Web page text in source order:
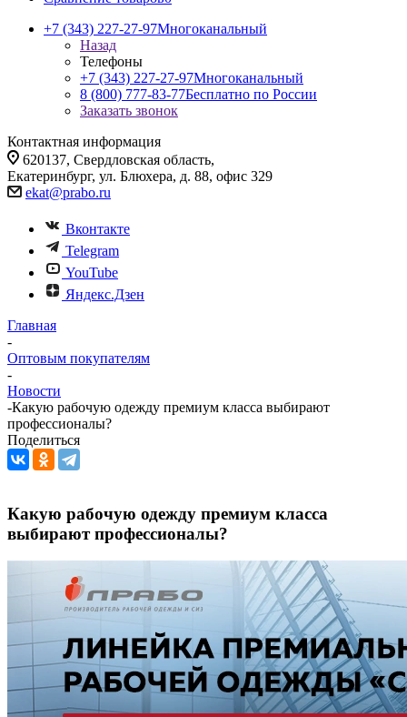
+7 (343) 227-27-97Многоканальный
Назад
Телефоны
+7 (343) 227-27-97Многоканальный
8 (800) 777-83-77Бесплатно по России
Заказать звонок
Контактная информация
620137, Свердловская область,
Екатеринбург, ул. Блюхера, д. 88, офис 329
ekat@prabo.ru
Вконтакте
Telegram
YouTube
Яндекс.Дзен
Главная
-
Оптовым покупателям
-
Новости
-Какую рабочую одежду премиум класса выбирают
профессионалы?
Поделиться
Какую рабочую одежду премиум класса
выбирают профессионалы?